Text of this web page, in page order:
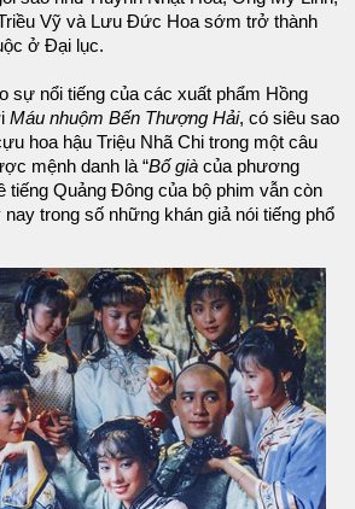
Vỹ và Lưu Đức Hoa sớm trở thành
ở Đại lục.
sự nổi tiếng của các xuất phẩm Hồng
Máu nhuộm Bến Thượng Hải, có siêu sao
hoa hậu Triệu Nhã Chi trong một câu
mệnh danh là “Bố già của phương
tiếng Quảng Đông của bộ phim vẫn còn
nay trong số những khán giả nói tiếng phổ